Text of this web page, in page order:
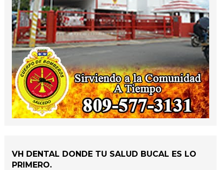
VH DENTAL DONDE TU SALUD BUCAL ES LO
PRIMERO.